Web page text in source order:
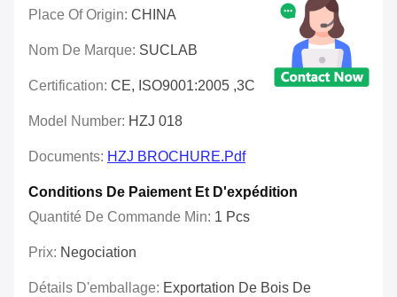
Place Of Origin: CHINA
Nom De Marque: SUCLAB
Certification: CE, ISO9001:2005 ,3C
Model Number: HZJ 018
Documents: HZJ BROCHURE.pdf
Conditions De Paiement Et D'expédition
Quantité De Commande Min: 1 Pcs
Prix: Negociation
Détails D'emballage: Exportation De Bois De